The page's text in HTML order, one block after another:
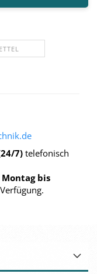
7) telefonisch
Montag bis